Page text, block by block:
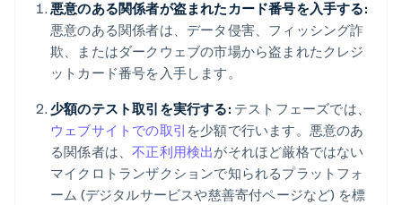
悪意のある関係者が盗まれたカード番号を入手する:
悪意のある関係者は、データ侵害、フィッシング詐
欺、またはダークウェブの市場から盗まれたクレジ
ットカード番号を入手します。
少額のテスト取引を実行する: テストフェーズでは、
ウェブサイトでの取引 を少額で行います。悪意のあ
る関係者は、不正利用検出がそれほど厳格ではない
マイクロトランザクションで知られるプラットフォ
ーム (デジタルサービスや慈善寄付ページなど) を標